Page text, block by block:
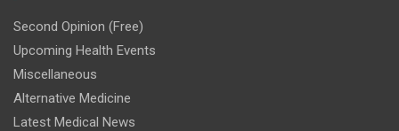
Second Opinion (Free)
Upcoming Health Events
Miscellaneous
Alternative Medicine
Latest Medical News